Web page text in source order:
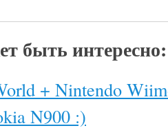
быть интересно:
+ Nintendo
N900 :)